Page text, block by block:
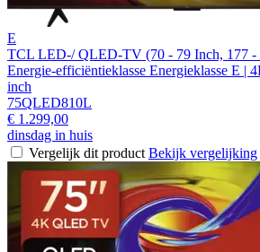
E
TCL LED-/ QLED-TV (70 - 79 Inch, 177 -
Energie-efficiëntieklasse Energieklasse E |
inch
75QLED810L
€ 1.299,00
dinsdag in huis
Vergelijk dit product Bekijk vergelijking